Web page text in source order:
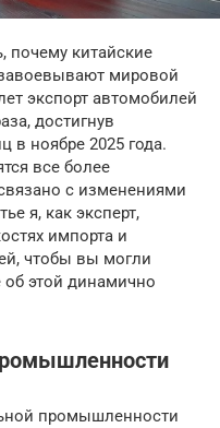
почему китайские
мировой
экспорт автомобилей
достигнув
в ноябре 2025 года.
все более
с изменениями
я, как эксперт,
импорта и
чтобы вы могли
об этой динамично
промышленности